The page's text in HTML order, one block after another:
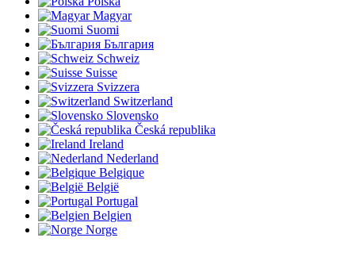
Magyar
Suomi
България
Schweiz
Suisse
Svizzera
Switzerland
Slovensko
Česká republika
Ireland
Nederland
Belgique
België
Portugal
Belgien
Norge